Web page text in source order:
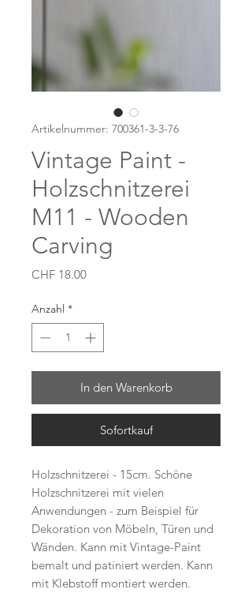
Artikelnummer: 700361-3-3-76
Vintage Paint -
Holzschnitzerei
M11 - Wooden
Carving
CHF 18.00Preis
Anzahl *
In den Warenkorb
Sofortkauf
Holzschnitzerei - 15cm. Schöne
Holzschnitzerei mit vielen
Anwendungen - zum Beispiel für
Dekoration von Möbeln, Türen und
Wänden. Kann mit Vintage-Paint
bemalt und patiniert werden. Kann
mit Klebstoff montiert werden.